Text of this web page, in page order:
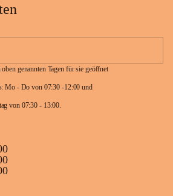
genannten Tagen für sie geöffnet
Telefonisch erreichen Sie uns: Mo - Do von 07:30 -12:00 und